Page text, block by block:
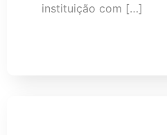
instituição com […]